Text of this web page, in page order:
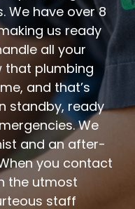
We have over 8
us ready
all your
that plumbing
and that’s
standby, ready
We
and an after-
you contact
the utmost
staff